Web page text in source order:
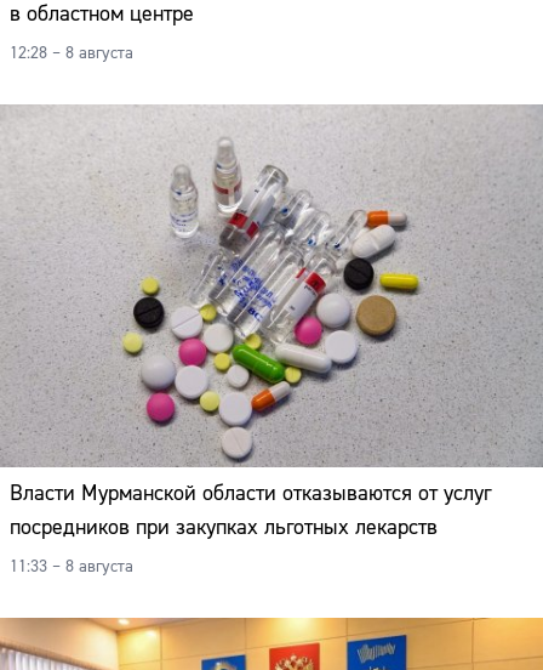
в областном центре
12:28 – 8 августа
Власти Мурманской области отказываются от услуг
посредников при закупках льготных лекарств
11:33 – 8 августа